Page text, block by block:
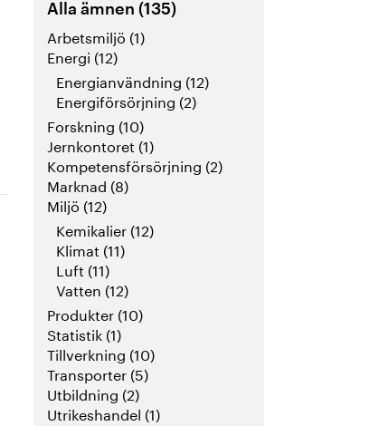
Alla ämnen (135)
Arbetsmiljö (1)
Energi (12)
Energianvändning (12)
Energiförsörjning (2)
Forskning (10)
Jernkontoret (1)
Kompetensförsörjning (2)
Marknad (8)
Miljö (12)
Kemikalier (12)
Klimat (11)
Luft (11)
Vatten (12)
Produkter (10)
Statistik (1)
Tillverkning (10)
Transporter (5)
Utbildning (2)
Utrikeshandel (1)